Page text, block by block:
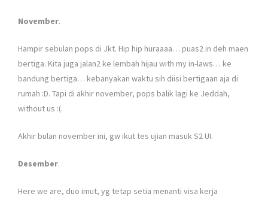
November.
Hampir sebulan pops di Jkt. Hip hip huraaaa… puas2 in deh maen
bertiga. Kita juga jalan2 ke lembah hijau with my in-laws… ke
bandung bertiga… kebanyakan waktu sih diisi bertigaan aja di
rumah :D. Tapi di akhir november, pops balik lagi ke Jeddah,
without us :(.
Akhir bulan november ini, gw ikut tes ujian masuk S2 UI.
Desember.
Here we are, duo imut, yg tetap setia menanti visa kerja